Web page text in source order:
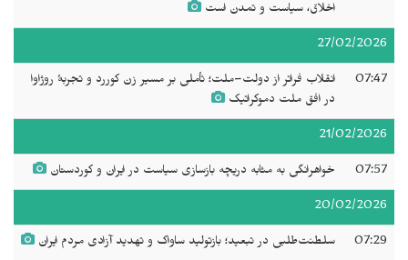
اخلاق، سیاست و تمدن است
27/02/2026
07:47
انقلاب فراتر از دولت–ملت؛ تأملی بر مسیر زن کوررد و تجربهٔ روژاوا
در افق ملت دموکراتیک
21/02/2026
07:57 خواهرانگی به مثابه دریچه بازسازی سیاست در ایران و کوردستان
20/02/2026
07:29 سلطنت‌طلبی در تبعید؛ بازتولید ساواک و تهدید آزادی مردم ایران